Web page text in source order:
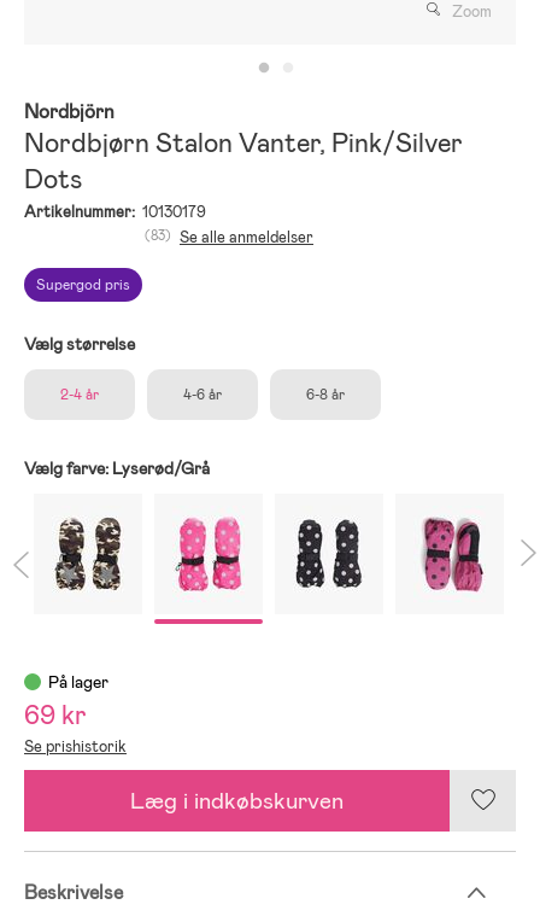
Zoom
Nordbjörn
Nordbjørn Stalon Vanter, Pink/Silver
Dots
Artikelnummer: 10130179
Supergod pris
(83) Se alle anmeldelser
Vælg størrelse
2-4 år 4-6 år 6-8 år
Vælg farve: Lyserød/Grå
På lager
69 kr
Se prishistorik
Læg i indkøbskurven
Beskrivelse